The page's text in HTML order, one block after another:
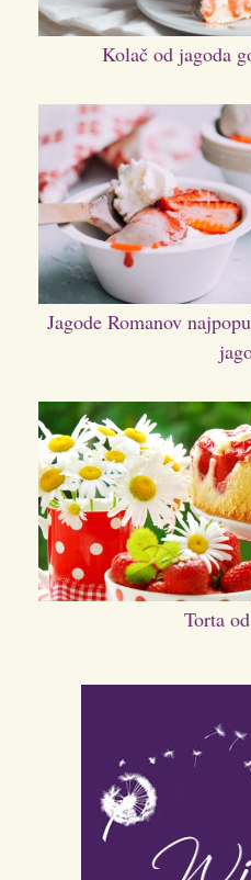
Kolač od jagoda
Jagode Romanov
Torta